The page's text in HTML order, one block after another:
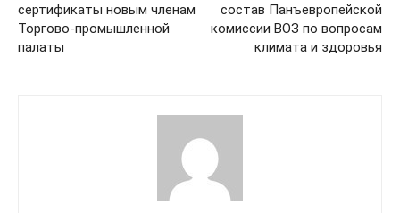
сертификаты новым членам
Торгово-промышленной
палаты
состав Панъевропейской
комиссии ВОЗ по вопросам
климата и здоровья